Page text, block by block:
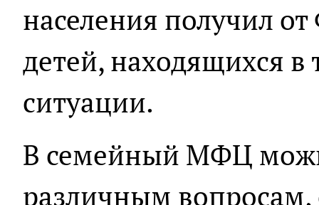
населения получил
детей, находящихся
ситуации.
В семейный МФЦ
различным